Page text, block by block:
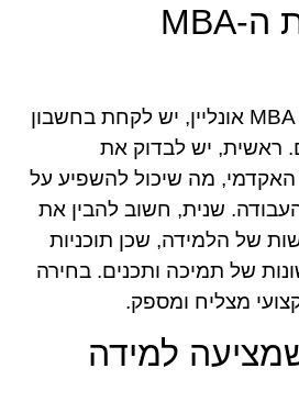
בחירת תוכנית ה-MBA
בבואם לבחור תוכנית MBA אונליין, יש לקחת בחשבון
ראשית, יש לבדוק את
מה שיכול להשפיע על
שנית, חשוב להבין את
של הלמידה, שכן תוכניות
של תמיכה ותכנים. בחירה
מצליח ומספק.
למידה